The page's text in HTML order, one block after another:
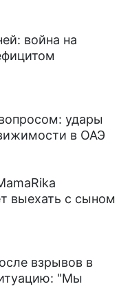
война на
удары
в ОАЭ
выехать с сыном
взрывов в
"Мы